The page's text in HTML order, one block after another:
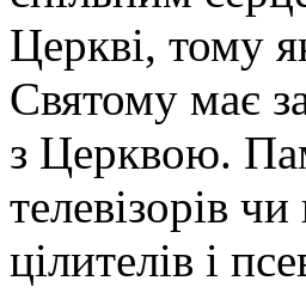
Церкві, тому
Святому має
з Церквою.
телевізорів
цілителів і